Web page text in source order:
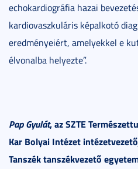
echokardiográfia hazai
kardiovaszkuláris képalkotó
eredményeiért, amelyekkel e
élvonalba helyezte”.
Pap Gyulát, az SZTE
Kar Bolyai Intézet
Tanszék tanszékvezető